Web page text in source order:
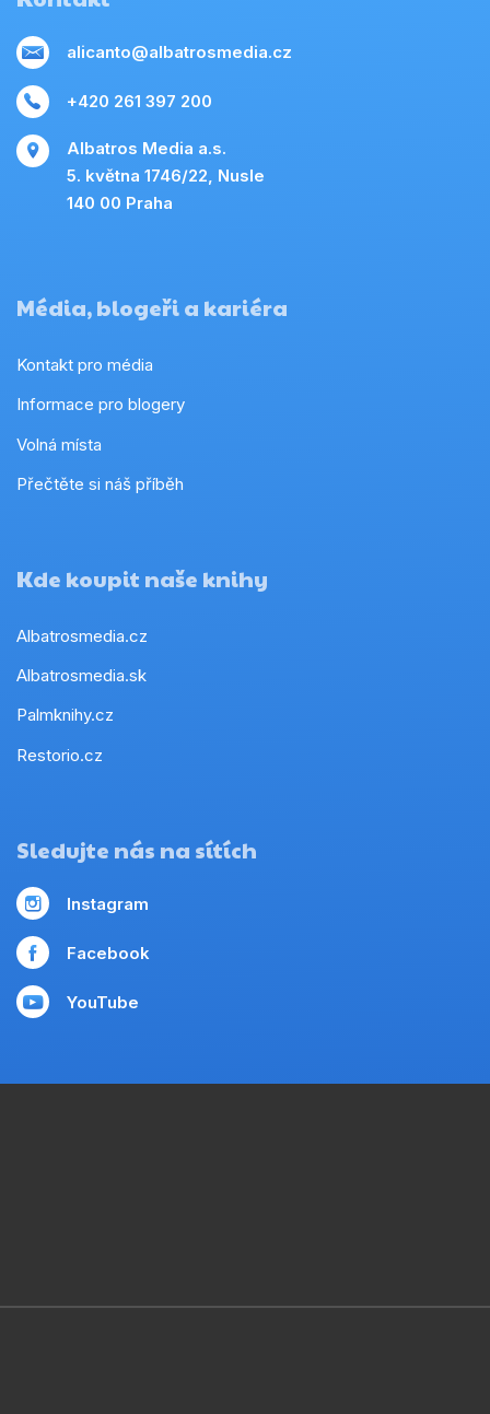
alicanto@albatrosmedia.cz
+420 261 397 200
Albatros Media a.s.
5. května 1746/22, Nusle
140 00 Praha
Média, blogeři a kariéra
Kontakt pro média
Informace pro blogery
Volná místa
Přečtěte si náš příběh
Kde koupit naše knihy
Albatrosmedia.cz
Albatrosmedia.sk
Palmknihy.cz
Restorio.cz
Sledujte nás na sítích
Instagram
Facebook
YouTube